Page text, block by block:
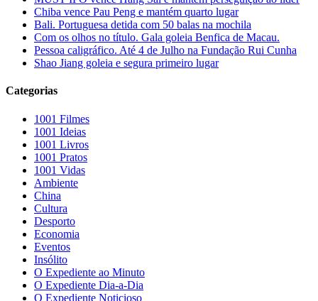
Chiba vence Pau Peng e mantém quarto lugar
Bali. Portuguesa detida com 50 balas na mochila
Com os olhos no título. Gala goleia Benfica de Macau.
Pessoa caligráfico. Até 4 de Julho na Fundação Rui Cunha
Shao Jiang goleia e segura primeiro lugar
Categorias
1001 Filmes
1001 Ideias
1001 Livros
1001 Pratos
1001 Vidas
Ambiente
China
Cultura
Desporto
Economia
Eventos
Insólito
O Expediente ao Minuto
O Expediente Dia-a-Dia
O Expediente Noticioso